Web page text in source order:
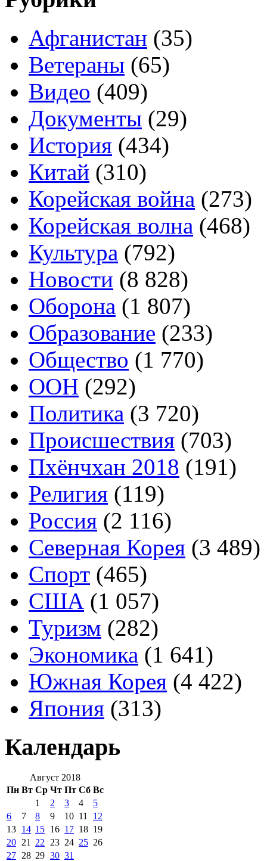
Афганистан (35)
Ветераны (65)
Видео (409)
Документы (29)
История (434)
Китай (310)
Корейская война (273)
Корейская волна (468)
Культура (792)
Новости (8 828)
Оборона (1 807)
Образование (233)
Общество (1 770)
ООН (292)
Политика (3 720)
Происшествия (703)
Пхёнчхан 2018 (191)
Религия (119)
Россия (2 116)
Северная Корея (3 489)
Спорт (465)
США (1 057)
Туризм (282)
Экономика (1 641)
Южная Корея (4 422)
Япония (313)
Календарь
Август 2018
Пн Вт Ср Чт Пт Сб Вс
1 2 3 4
5
6
7 8 9 10 11
12
13 14 15 16 17 18 19
20 21 22 23 24 25 26
27 28 29 30 31